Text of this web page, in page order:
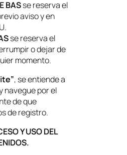
BASse reserva el
aviso y en
se reserva el
o dejar de
momento.
, se entiende a
navegue por el
de que
de registro.
Y USO DEL